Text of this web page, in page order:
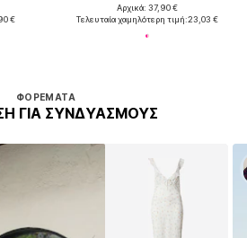
€
Αρχικά: 37,90 €
Τελευταία χαμηλότερη τιμή:23,03 €
ΦΟΡΈΜΑΤΑ
ΓΙΑ ΣΥΝΔΥΑΣΜΟΎΣ